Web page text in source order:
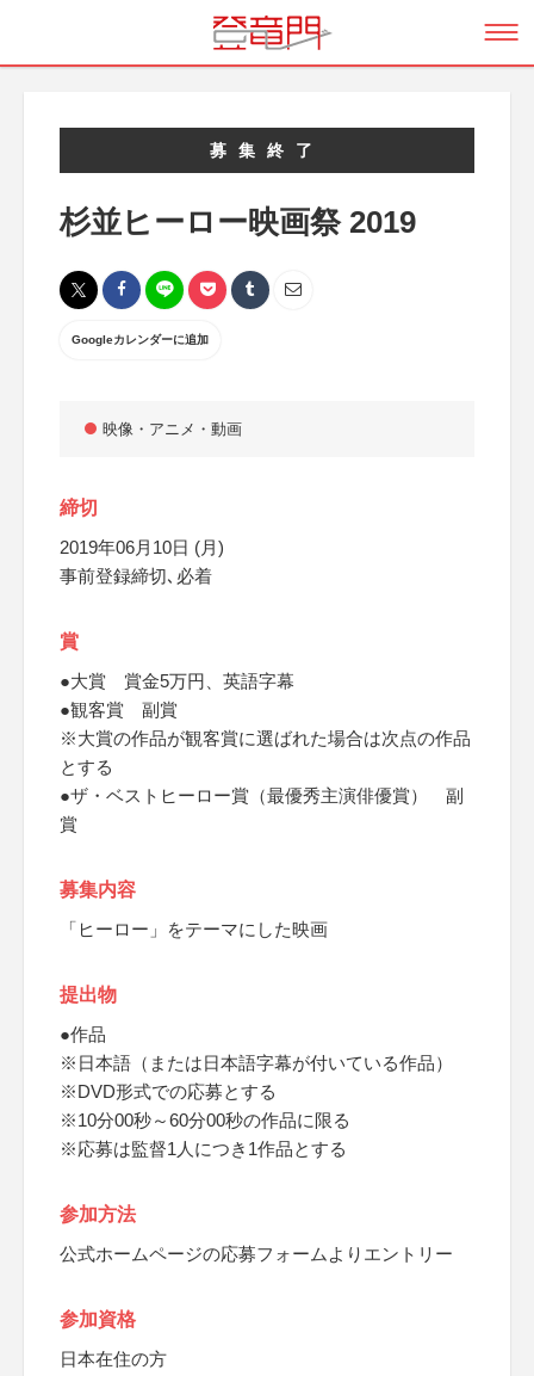
募集終了
杉並ヒーロー映画祭 2019
Googleカレンダーに追加
映像・アニメ・動画
締切
2019年06月10日 (月)
事前登録締切､必着
賞
●大賞 賞金5万円、英語字幕
●観客賞 副賞
※大賞の作品が観客賞に選ばれた場合は次点の作品
とする
●ザ・ベストヒーロー賞（最優秀主演俳優賞） 副
賞
募集内容
「ヒーロー」をテーマにした映画
提出物
●作品
※日本語（または日本語字幕が付いている作品）
※DVD形式での応募とする
※10分00秒～60分00秒の作品に限る
※応募は監督1人につき1作品とする
参加方法
公式ホームページの応募フォームよりエントリー
参加資格
日本在住の方